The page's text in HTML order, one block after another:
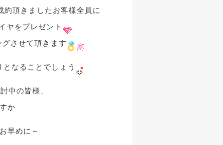
約頂きましたお客様全員に
ヤをプレゼント
させて頂きます
なることでしょう
中の皆様、
か
早めに～